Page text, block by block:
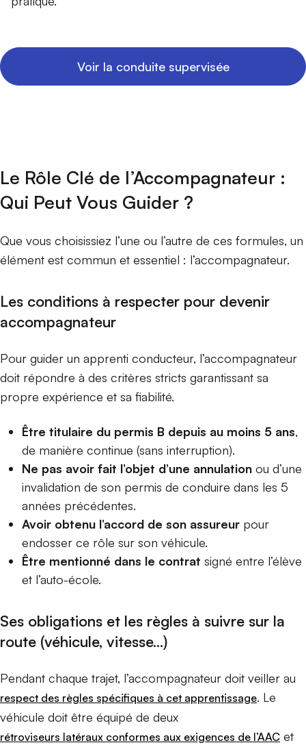
Voir la conduite supervisée
Le Rôle Clé de l’Accompagnateur :
Qui Peut Vous Guider ?
Que vous choisissiez l’une ou l’autre de ces formules, un
élément est commun et essentiel : l’accompagnateur.
Les conditions à respecter pour devenir
accompagnateur
Pour guider un apprenti conducteur, l’accompagnateur
doit répondre à des critères stricts garantissant sa
propre expérience et sa fiabilité.
Être titulaire du permis B depuis au moins 5 ans,
de manière continue (sans interruption).
Ne pas avoir fait l’objet d’une annulation ou d’une
invalidation de son permis de conduire dans les 5
années précédentes.
Avoir obtenu l’accord de son assureur pour
endosser ce rôle sur son véhicule.
Être mentionné dans le contrat signé entre l’élève
et l’auto-école.
Ses obligations et les règles à suivre sur la
route (véhicule, vitesse…)
Pendant chaque trajet, l’accompagnateur doit veiller au
respect des règles spécifiques à cet apprentissage. Le
véhicule doit être équipé de deux
rétroviseurs latéraux conformes aux exigences de l’AAC et